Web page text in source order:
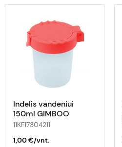
Indelis vandeniui
150ml GIMBOO
11KF17304211
1,00 €/vnt.